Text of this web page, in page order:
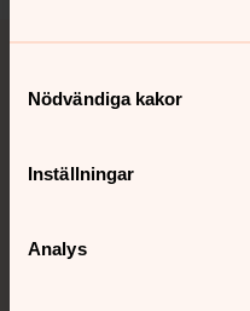
Nödvändiga kakor
Inställningar
Analys
Kalender